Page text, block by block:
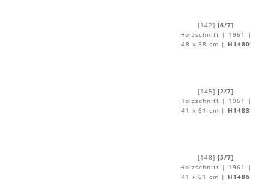
[142] [6/7]
Holzschnitt | 1961 |
48 x 38 cm |
H1480
[145] [2/7]
Holzschnitt | 1961 |
41 x 61 cm |
H1483
[148] [5/7]
Holzschnitt | 1961 |
41 x 61 cm |
H1486